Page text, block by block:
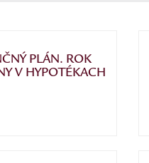
PLÁN. ROK
V HYPOTÉKACH